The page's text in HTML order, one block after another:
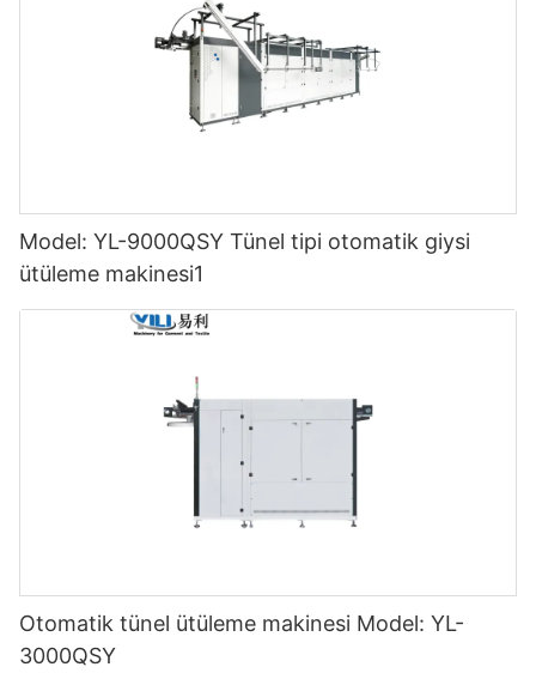
Model: YL-9000QSY Tünel tipi otomatik giysi
ütüleme makinesi1
Otomatik tünel ütüleme makinesi Model: YL-
3000QSY